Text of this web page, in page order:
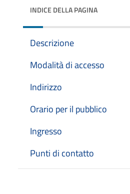
INDICE DELLA PAGINA
Descrizione
Modalità di accesso
Indirizzo
Orario per il pubblico
Ingresso
Punti di contatto